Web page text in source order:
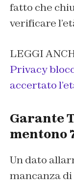
fatto che
verificare
LEGGI
Privacy
accertato
Garante
mentono
Un dato
mancanza